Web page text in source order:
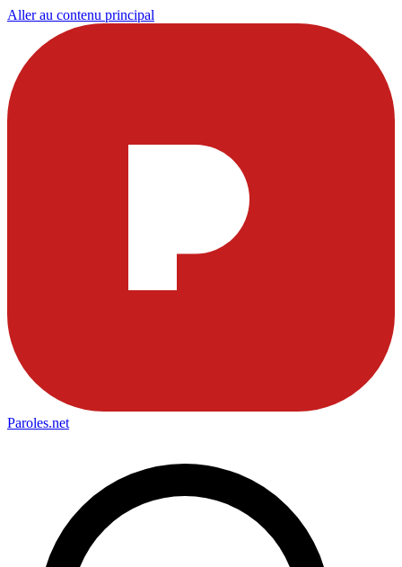
Aller au contenu principal
Paroles.net